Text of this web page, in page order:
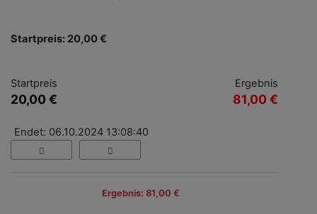
Startpreis: 20,00 €
Startpreis
20,00 €
Ergebnis
81,00 €
Endet: 06.10.2024 13:08:40
Ergebnis: 81,00 €